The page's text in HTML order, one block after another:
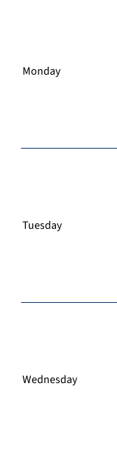
Monday
Tuesday
Wednesday